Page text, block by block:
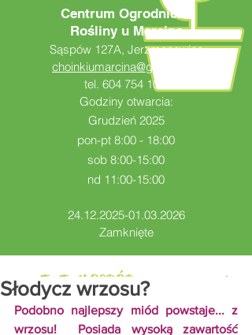
Centrum Ogrodnicze
Rośliny u Marcina
Sąspów 127A, Jerzmanowice
choinkiumarcina@gmail.com
tel. 604 754 100
Godziny otwarcia:
Grudzień 2025
pon-pt 8:00 - 18:00
sob 8:00-15:00
nd 11:00-15:00
24.12.2025-01.03.2026
Zamknięte
To Twój OGRÓDstwórz go z nami
Słodycz wrzosu?
Podobno najlepszy miód powstaje... z
wrzosu!  Posiada wysoką zawartość